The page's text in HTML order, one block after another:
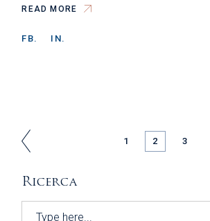
READ MORE
FB. IN.
PAGINAZIONE
DEGLI
ARTICOLI
1 2 3
Ricerca
Search